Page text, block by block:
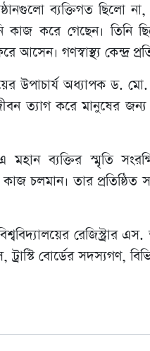
ব্যক্তিগত ছিলো
করে গেছেন। তিনি
আসেন। গণস্বাস্থ্য কেন্দ্র
উপাচার্য অধ্যাপক ড.
ত্যাগ করে মানুষের জন্য
ব্যক্তির স্মৃতি
চলমান। তার প্রতিষ্ঠিত
রেজিস্ট্রার
বোর্ডের সদস্যগণ,